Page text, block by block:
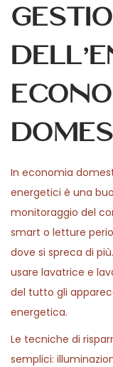
In economia
energetici è una
monitoraggio del
smart o letture
dove si spreca di
usare lavatrice e
del tutto gli
energetica.
Le tecniche di
semplici: